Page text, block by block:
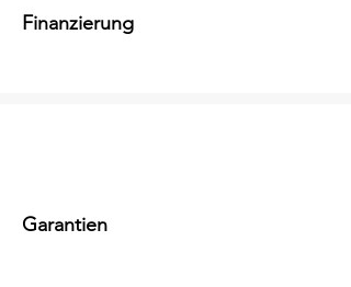
Finanzierung
Garantien